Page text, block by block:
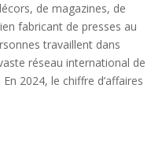
de magazines, de
fabricant de presses au
travaillent dans
réseau international de
2024, le chiffre d’affaires